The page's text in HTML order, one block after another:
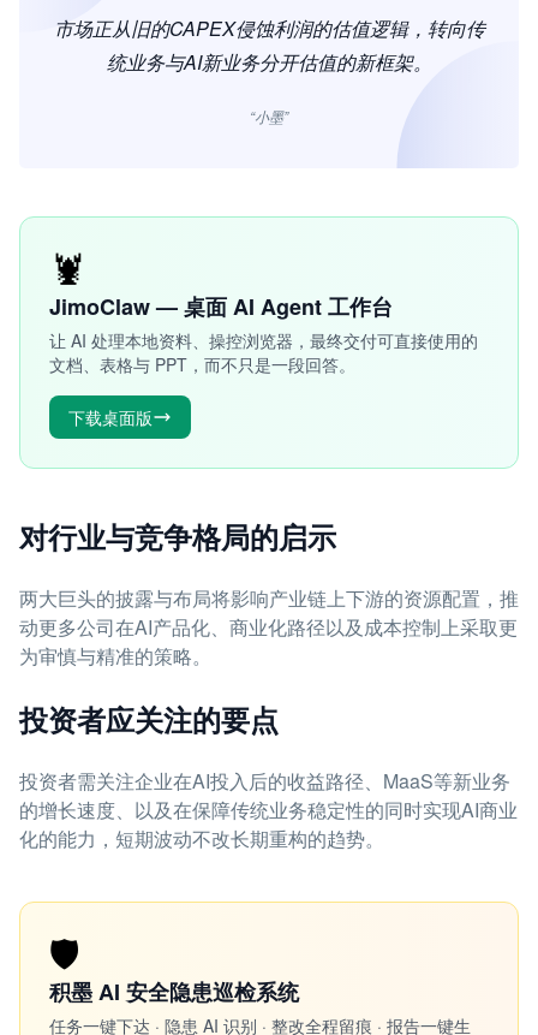
市场正从旧的CAPEX侵蚀利润的估值逻辑，转向传
统业务与AI新业务分开估值的新框架。
“小墨”
🦞
JimoClaw — 桌面 AI Agent 工作台
让 AI 处理本地资料、操控浏览器，最终交付可直接使用的
文档、表格与 PPT，而不只是一段回答。
下载桌面版
对行业与竞争格局的启示
两大巨头的披露与布局将影响产业链上下游的资源配置，推
动更多公司在AI产品化、商业化路径以及成本控制上采取更
为审慎与精准的策略。
投资者应关注的要点
投资者需关注企业在AI投入后的收益路径、MaaS等新业务
的增长速度、以及在保障传统业务稳定性的同时实现AI商业
化的能力，短期波动不改长期重构的趋势。
🛡️
积墨 AI 安全隐患巡检系统
任务一键下达 · 隐患 AI 识别 · 整改全程留痕 · 报告一键生